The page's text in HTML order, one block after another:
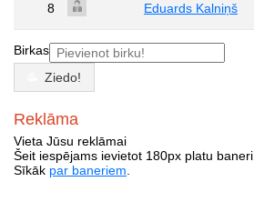
8 Eduards Kalniņš
Birkas
Ziedo!
Reklāma
Vieta Jūsu reklāmai
Šeit iespējams ievietot 180px platu baneri.
Sīkāk par baneriem